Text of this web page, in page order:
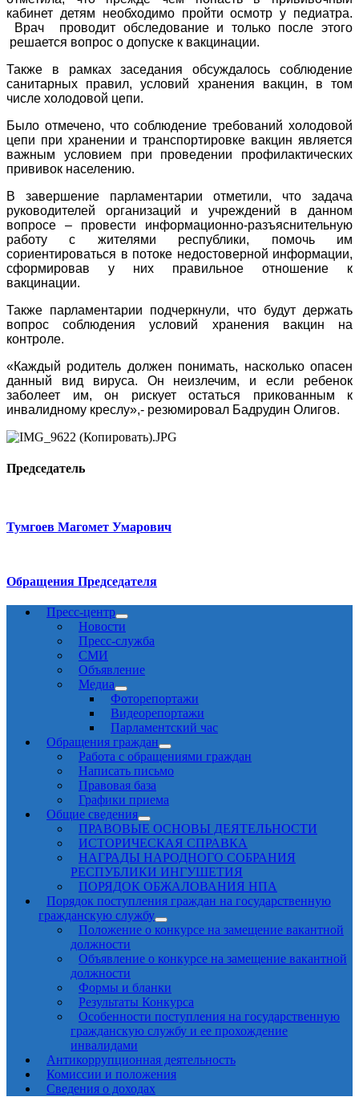
кабинет детям необходимо пройти осмотр у педиатра.
Врач проводит обследование и только после этого
решается вопрос о допуске к вакцинации.
Также в рамках заседания обсуждалось соблюдение
санитарных правил, условий хранения вакцин, в том
числе холодовой цепи.
Было отмечено, что соблюдение требований холодовой
цепи при хранении и транспортировке вакцин является
важным условием при проведении профилактических
прививок населению.
В завершение парламентарии отметили, что задача
руководителей организаций и учреждений в данном
вопросе – провести информационно-разъяснительную
работу с жителями республики, помочь им
сориентироваться в потоке недостоверной информации,
сформировав у них правильное отношение к
вакцинации.
Также парламентарии подчеркнули, что будут держать
вопрос соблюдения условий хранения вакцин на
контроле.
«Каждый родитель должен понимать, насколько опасен
данный вид вируса. Он неизлечим, и если ребенок
заболеет им, он рискует остаться прикованным к
инвалидному креслу»,- резюмировал Бадрудин Олигов.
Председатель
Тумгоев Магомет Умарович
Обращения Председателя
Пресс-центр
Новости
Пресс-служба
СМИ
Объявление
Медиа
Фоторепортажи
Видеорепортажи
Парламентский час
Обращения граждан
Работа с обращениями граждан
Написать письмо
Правовая база
Графики приема
Общие сведения
ПРАВОВЫЕ ОСНОВЫ ДЕЯТЕЛЬНОСТИ
ИСТОРИЧЕСКАЯ СПРАВКА
НАГРАДЫ НАРОДНОГО СОБРАНИЯ
РЕСПУБЛИКИ ИНГУШЕТИЯ
ПОРЯДОК ОБЖАЛОВАНИЯ НПА
Порядок поступления граждан на государственную
гражданскую службу
Положение о конкурсе на замещение вакантной
должности
Объявление о конкурсе на замещение вакантной
должности
Формы и бланки
Результаты Конкурса
Особенности поступления на государственную
гражданскую службу и ее прохождение
инвалидами
Антикоррупционная деятельность
Комиссии и положения
Сведения о доходах